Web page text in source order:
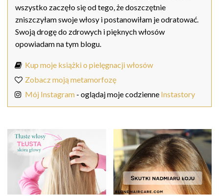
wszystko zaczęło się od tego, że doszczętnie
zniszczyłam swoje włosy i postanowiłam je odratować.
Swoją drogę do zdrowych i pięknych włosów
opowiadam na tym blogu.
Kup moje książki o pielęgnacji włosów
Zobacz moją metamorfozę
Mój Instagram - oglądaj moje codzienne Instastory